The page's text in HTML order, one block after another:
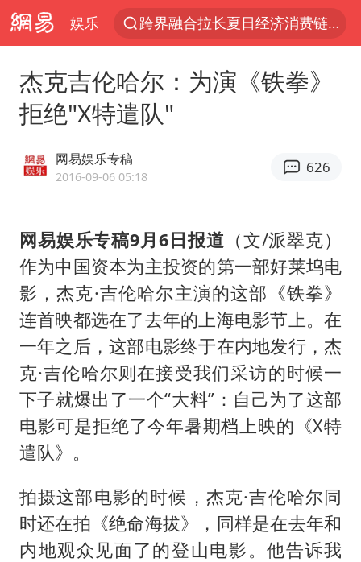
娱乐
四川宜宾5.5级地震后余震为何不断
白海豚5次眼壁置换
2026年7月份居民消费价格同比上涨0.5%
“伊斯兰版北约”出现
台铃电动车仅骑一年就断电趴窝
上海大部迎大暴雨
方桃子代言广告视频已下架
浙江海域将现5到8米巨浪到狂浪
伯克希尔净买入约200亿美元股票
上交绝杀清华 姚明笑出表情包
以军士兵把枪口对准中国记者
构建更高水平的全民健身公共服务体系
杰克吉伦哈尔：为演《铁拳》
拒绝"X特遣队"
网易娱乐专稿
2016-09-06 05:18
626
网易娱乐专稿9月6日报道 （文/派翠克）
作为中国资本为主投资的第一部好莱坞电
影，杰克·吉伦哈尔主演的这部《铁拳》
连首映都选在了去年的上海电影节上。在
一年之后，这部电影终于在内地发行，杰
克·吉伦哈尔则在接受我们采访的时候一
下子就爆出了一个“大料”：自己为了这部
电影可是拒绝了今年暑期档上映的《X特
遣队》。
拍摄这部电影的时候，杰克·吉伦哈尔同
时还在拍《绝命海拔》，同样是在去年和
内地观众见面了的登山电影。他告诉我